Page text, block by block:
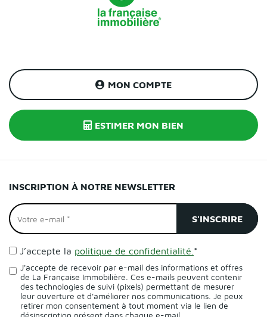
MON COMPTE
ESTIMER MON BIEN
INSCRIPTION À NOTRE NEWSLETTER
J’accepte la politique de confidentialité. *
J'accepte de recevoir par e-mail des informations et offres
de La Française Immobilière. Ces e-mails peuvent contenir
des technologies de suivi (pixels) permettant de mesurer
leur ouverture et d'améliorer nos communications. Je peux
retirer mon consentement à tout moment via le lien de